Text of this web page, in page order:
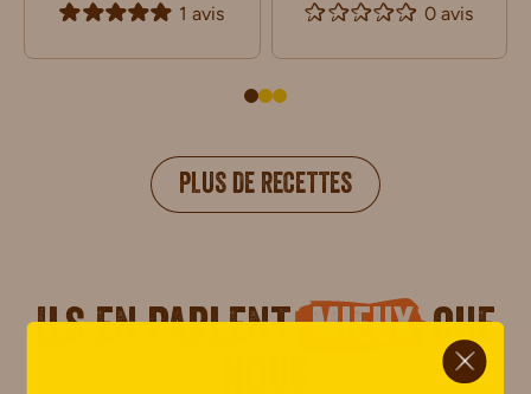
1 avis
0 avis
PLUS DE RECETTES
Ils en parlentmieuxque